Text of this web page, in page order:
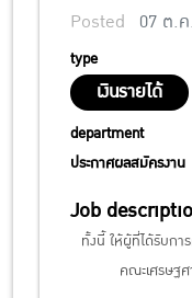
Posted 07 ต.
type
เงินรายได้
department
ประกาศผลสมัครงาน
Job
ทั้งนี้ ให้ผู้ที่ได้รับก
คณะเศรษฐ